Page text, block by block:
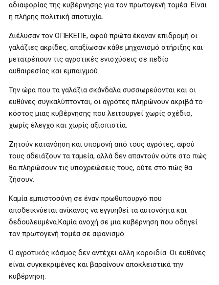
αδιαφορίας της κυβέρνησης για τον πρωτογενή τομέα. Είναι
η πλήρης πολιτική αποτυχία.
Διέλυσαν τον ΟΠΕΚΕΠΕ, αφού πρώτα έκαναν επιδρομή οι
γαλάζιες ακρίδες, απαξίωσαν κάθε μηχανισμό στήριξης και
μετατρέπουν τις αγροτικές ενισχύσεις σε πεδίο
αυθαιρεσίας και εμπαιγμού.
Την ώρα που τα γαλάζια σκάνδαλα συσσωρεύονται και οι
ευθύνες συγκαλύπτονται, οι αγρότες πληρώνουν ακριβά το
κόστος μιας κυβέρνησης που λειτουργεί χωρίς σχέδιο,
χωρίς έλεγχο και χωρίς αξιοπιστία.
Ζητούν κατανόηση και υπομονή από τους αγρότες, αφού
τους αδειάζουν τα ταμεία, αλλά δεν απαντούν ούτε στο πώς
θα πληρώσουν τις υποχρεώσεις τους, ούτε στο πώς θα
ζήσουν.
Καμία εμπιστοσύνη σε έναν πρωθυπουργό που
αποδεικνύεται ανίκανος να εγγυηθεί τα αυτονόητα και
δεδουλευμένα.Καμία ανοχή σε μια κυβέρνηση που οδηγεί
τον πρωτογενή τομέα σε αφανισμό.
Ο αγροτικός κόσμος δεν αντέχει άλλη κοροϊδία. Οι ευθύνες
είναι συγκεκριμένες και βαραίνουν αποκλειστικά την
κυβέρνηση.